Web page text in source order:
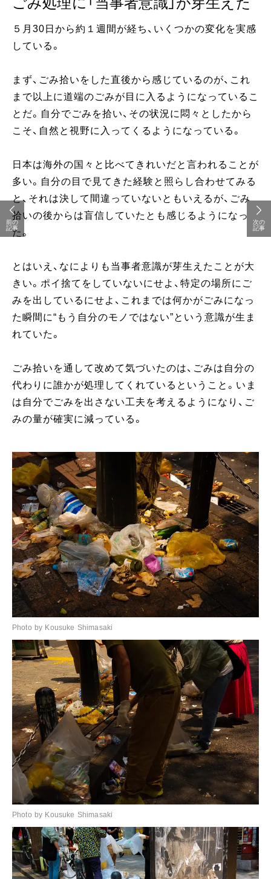
ごみ処理に「当事者意識」が芽生えた
５月30日から約１週間が経ち、いくつかの変化を実感
している。
まず、ごみ拾いをした直後から感じているのが、これ
まで以上に道端のごみが目に入るようになっているこ
とだ。自分でごみを拾い、その状況に悶々としたから
こそ、自然と視野に入ってくるようになっている。
日本は海外の国々と比べてきれいだと言われることが
多い。自分の目で見てきた経験と照らし合わせてみる
と、それは決して間違っていないともいえるが、ごみ
拾いの後からは盲信していたとも感じるようになっ
た。
とはいえ、なによりも当事者意識が芽生えたことが大
きい。ポイ捨てをしていないにせよ、特定の場所にご
みを出しているにせよ、これまでは何かがごみになっ
た瞬間に“もう自分のモノではない”という意識が生ま
れていた。
ごみ拾いを通して改めて気づいたのは、ごみは自分の
代わりに誰かが処理してくれているということ。いま
は自分でごみを出さない工夫を考えるようになり、ご
みの量が確実に減っている。
Photo by Kousuke Shimasaki
Photo by Kousuke Shimasaki
前の
記事
次の
記事